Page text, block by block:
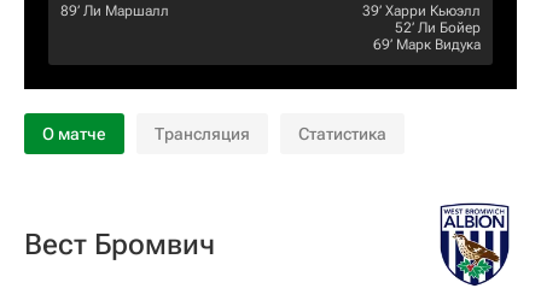
89‎’‎ Ли Маршалл 39‎’‎ Харри Кьюэлл
52‎’‎ Ли Бойер
69‎’‎ Марк Видука
О матче Трансляция Статистика
Вест Бромвич